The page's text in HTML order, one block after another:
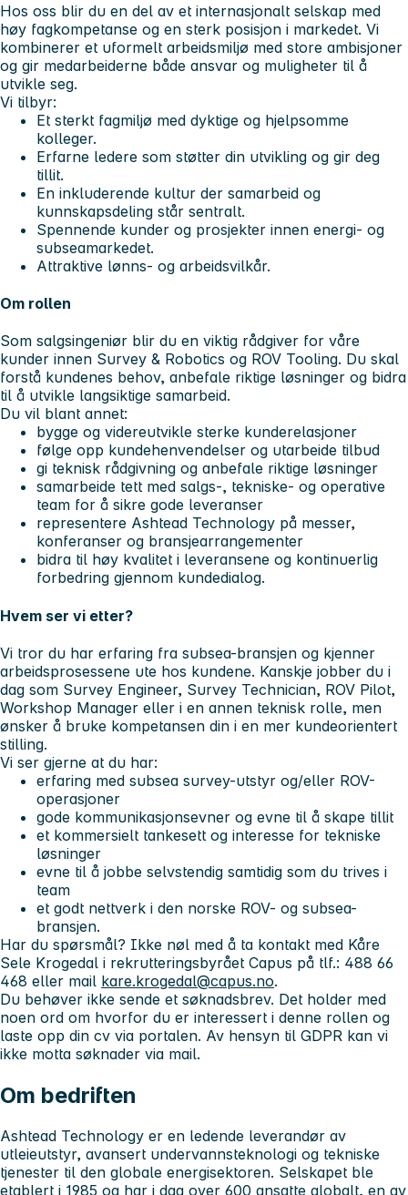
Hos oss blir du en del av et internasjonalt selskap med
høy fagkompetanse og en sterk posisjon i markedet. Vi
kombinerer et uformelt arbeidsmiljø med store ambisjoner
og gir medarbeiderne både ansvar og muligheter til å
utvikle seg.
Vi tilbyr:
Et sterkt fagmiljø med dyktige og hjelpsomme
kolleger.
Erfarne ledere som støtter din utvikling og gir deg
tillit.
En inkluderende kultur der samarbeid og
kunnskapsdeling står sentralt.
Spennende kunder og prosjekter innen energi- og
subseamarkedet.
Attraktive lønns- og arbeidsvilkår.
Om rollen
Som salgsingeniør blir du en viktig rådgiver for våre
kunder innen Survey & Robotics og ROV Tooling. Du skal
forstå kundenes behov, anbefale riktige løsninger og bidra
til å utvikle langsiktige samarbeid.
Du vil blant annet:
bygge og videreutvikle sterke kunderelasjoner
følge opp kundehenvendelser og utarbeide tilbud
gi teknisk rådgivning og anbefale riktige løsninger
samarbeide tett med salgs-, tekniske- og operative
team for å sikre gode leveranser
representere Ashtead Technology på messer,
konferanser og bransjearrangementer
bidra til høy kvalitet i leveransene og kontinuerlig
forbedring gjennom kundedialog.
Hvem ser vi etter?
Vi tror du har erfaring fra subsea-bransjen og kjenner
arbeidsprosessene ute hos kundene. Kanskje jobber du i
dag som Survey Engineer, Survey Technician, ROV Pilot,
Workshop Manager eller i en annen teknisk rolle, men
ønsker å bruke kompetansen din i en mer kundeorientert
stilling.
Vi ser gjerne at du har:
erfaring med subsea survey-utstyr og/eller ROV-
operasjoner
gode kommunikasjonsevner og evne til å skape tillit
et kommersielt tankesett og interesse for tekniske
løsninger
evne til å jobbe selvstendig samtidig som du trives i
team
et godt nettverk i den norske ROV- og subsea-
bransjen.
Har du spørsmål? Ikke nøl med å ta kontakt med Kåre
Sele Krogedal i rekrutteringsbyrået Capus på tlf.: 488 66
468 eller mail kare.krogedal@capus.no.
Du behøver ikke sende et søknadsbrev. Det holder med
noen ord om hvorfor du er interessert i denne rollen og
laste opp din cv via portalen. Av hensyn til GDPR kan vi
ikke motta søknader via mail.
Om bedriften
Ashtead Technology er en ledende leverandør av
utleieutstyr, avansert undervannsteknologi og tekniske
tjenester til den globale energisektoren. Selskapet ble
etablert i 1985 og har i dag over 600 ansatte globalt, en av